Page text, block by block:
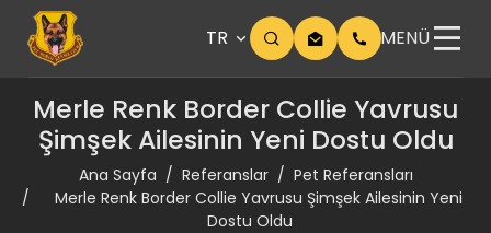
TR MENÜ
Merle Renk Border Collie Yavrusu
Şimşek Ailesinin Yeni Dostu Oldu
Ana Sayfa Referanslar
Pet Referansları
Merle Renk Border Collie Yavrusu Şimşek Ailesinin Yeni
Dostu Oldu